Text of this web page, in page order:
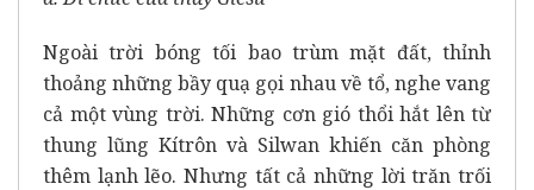
Ngoài trời bóng tối bao trùm mặt đất, thỉnh
thoảng những bầy quạ gọi nhau về tổ, nghe vang
cả một vùng trời. Những cơn gió thổi hắt lên từ
thung lũng Kítrôn và Silwan khiến căn phòng
thêm lạnh lẽo. Nhưng tất cả những lời trăn trối